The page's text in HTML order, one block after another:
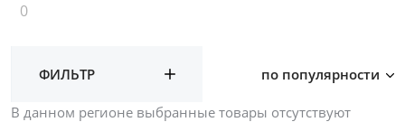
0
ФИЛЬТР по популярности
В данном регионе выбранные товары отсутствуют